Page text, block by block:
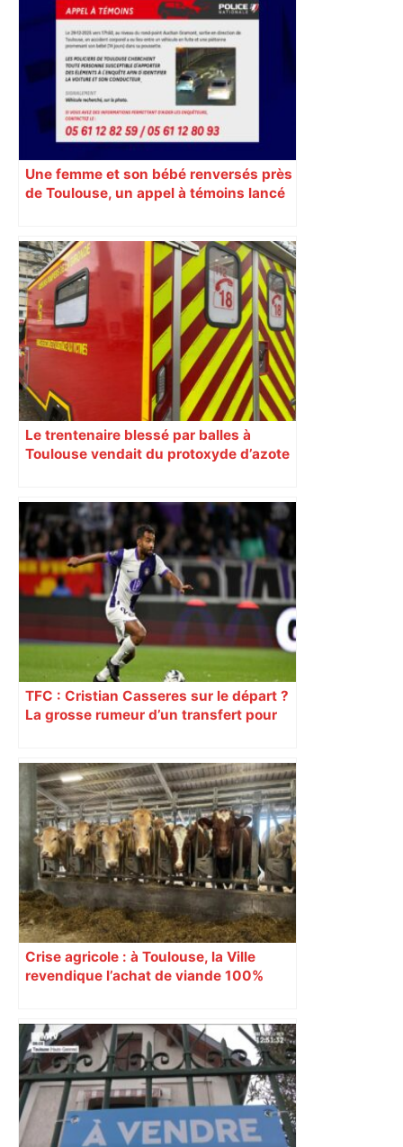
Une femme et son bébé renversés près
de Toulouse, un appel à témoins lancé
Le trentenaire blessé par balles à
Toulouse vendait du protoxyde d’azote
TFC : Cristian Casseres sur le départ ?
La grosse rumeur d’un transfert pour
Crise agricole : à Toulouse, la Ville
revendique l’achat de viande 100%